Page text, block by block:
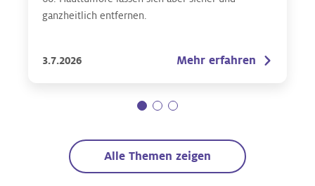
ganzheitlich entfernen.
3.7.2026 Mehr erfahren
Alle Themen zeigen